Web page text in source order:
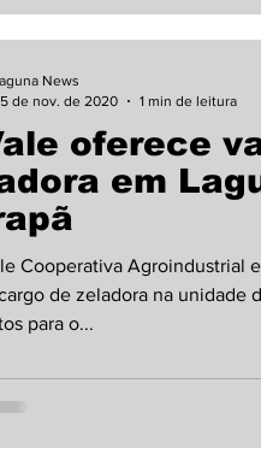
oferece
em
Cooperativa Agroindustrial
de zeladora na unidade
para o...
News
de nov. de 2020
1 min de leitura